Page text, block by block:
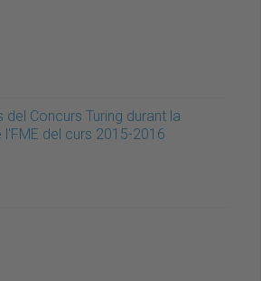
del Concurs Turing durant la
l'FME del curs 2015-2016